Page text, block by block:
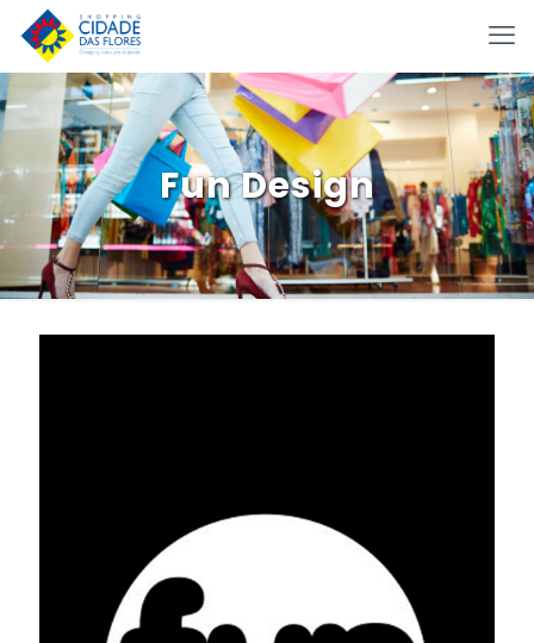
Fun Design